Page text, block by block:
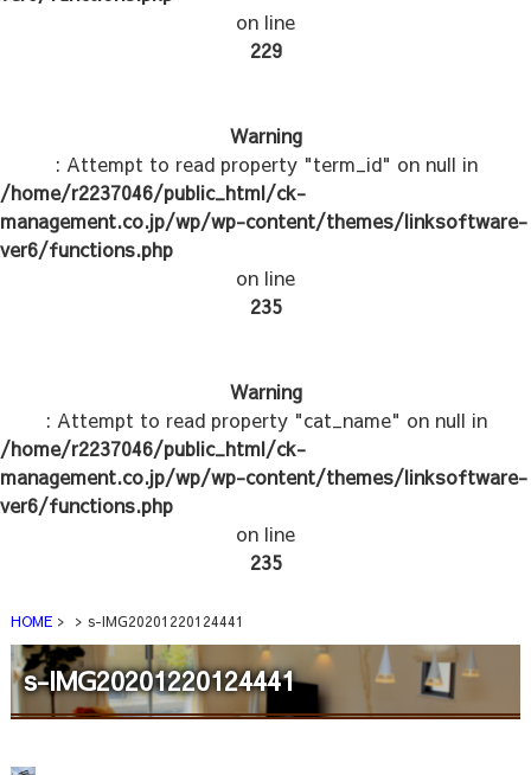
on line
229
Warning
: Attempt to read property "term_id" on null in
/home/r2237046/public_html/ck-
management.co.jp/wp/wp-content/themes/linksoftware-
ver6/functions.php
on line
235
Warning
: Attempt to read property "cat_name" on null in
/home/r2237046/public_html/ck-
management.co.jp/wp/wp-content/themes/linksoftware-
ver6/functions.php
on line
235
HOME s-IMG20201220124441
s-IMG20201220124441